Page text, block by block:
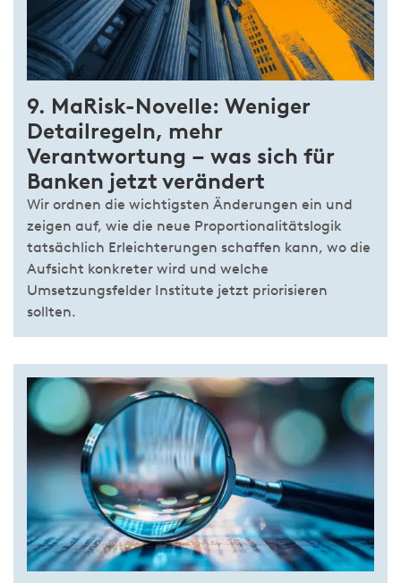
9. MaRisk-Novelle: Weniger
Detailregeln, mehr
Verantwortung – was sich für
Banken jetzt verändert
Wir ordnen die wichtigsten Änderungen ein und
zeigen auf, wie die neue Proportionalitätslogik
tatsächlich Erleichterungen schaffen kann, wo die
Aufsicht konkreter wird und welche
Umsetzungsfelder Institute jetzt priorisieren
sollten.